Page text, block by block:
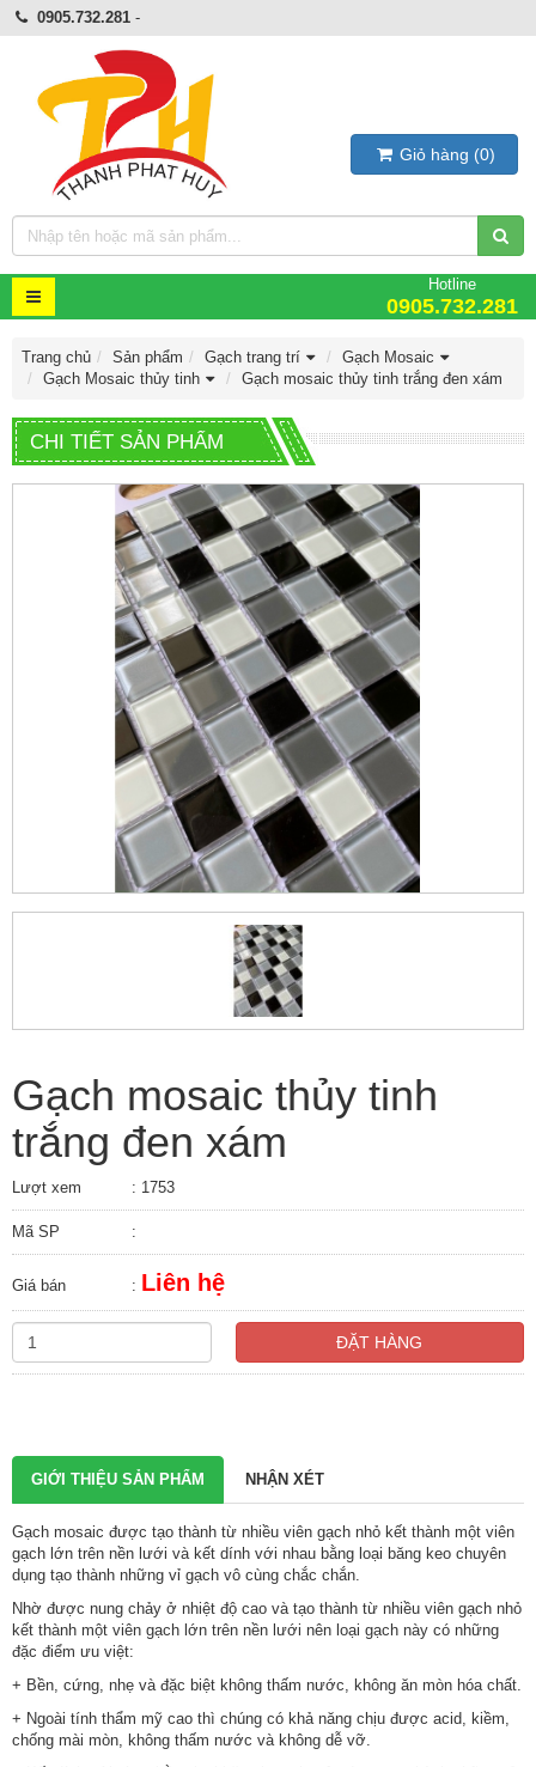
0905.732.281-
Giỏ hàng (0)
Hotline
0905.732.281
Trang chủ Sản phẩm Gạch trang trí
Gạch Mosaic
Gạch Mosaic thủy tinh
Gạch mosaic thủy tinh trắng đen xám
CHI TIẾT SẢN PHẨM
Gạch mosaic thủy tinh
trắng đen xám
Lượt xem : 1753
Mã SP :
Giá bán : Liên hệ
ĐẶT HÀNG
GIỚI THIỆU SẢN PHẨM NHẬN XÉT
Gạch mosaic được tạo thành từ nhiều viên gạch nhỏ kết thành một viên
gạch lớn trên nền lưới và kết dính với nhau bằng loại băng keo chuyên
dụng tạo thành những vỉ gạch vô cùng chắc chắn.
Nhờ được nung chảy ở nhiệt độ cao và tạo thành từ nhiều viên gạch nhỏ
kết thành một viên gạch lớn trên nền lưới nên loại gạch này có những
đặc điểm ưu việt:
+ Bền, cứng, nhẹ và đặc biệt không thấm nước, không ăn mòn hóa chất.
+ Ngoài tính thẩm mỹ cao thì chúng có khả năng chịu được acid, kiềm,
chống mài mòn, không thấm nước và không dễ vỡ.